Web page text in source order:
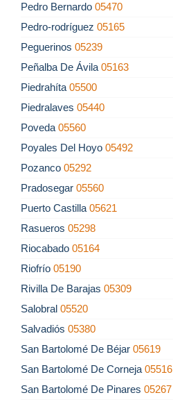
Pedro Bernardo 05470
Pedro-rodríguez 05165
Peguerinos 05239
Peñalba De Ávila 05163
Piedrahíta 05500
Piedralaves 05440
Poveda 05560
Poyales Del Hoyo 05492
Pozanco 05292
Pradosegar 05560
Puerto Castilla 05621
Rasueros 05298
Riocabado 05164
Riofrío 05190
Rivilla De Barajas 05309
Salobral 05520
Salvadiós 05380
San Bartolomé De Béjar 05619
San Bartolomé De Corneja 05516
San Bartolomé De Pinares 05267